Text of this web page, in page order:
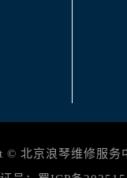
© 北京浪琴维修服务